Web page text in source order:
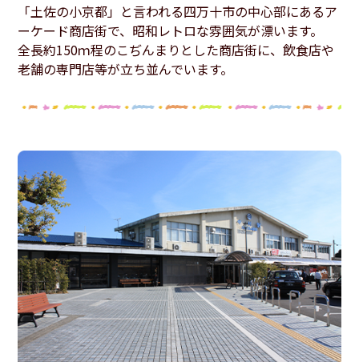
「土佐の小京都」と言われる四万十市の中心部にあるア
ーケード商店街で、昭和レトロな雰囲気が漂います。
全長約150ｍ程のこぢんまりとした商店街に、飲食店や
老舗の専門店等が立ち並んでいます。